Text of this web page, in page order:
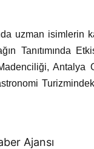
uzman isimlerin
Tanıtımında
Antalya
Ajansı